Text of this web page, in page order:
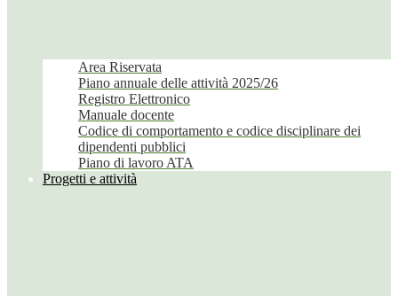
Area Riservata
Piano annuale delle attività 2025/26
Registro Elettronico
Manuale docente
Codice di comportamento e codice disciplinare dei
dipendenti pubblici
Piano di lavoro ATA
Progetti e attività